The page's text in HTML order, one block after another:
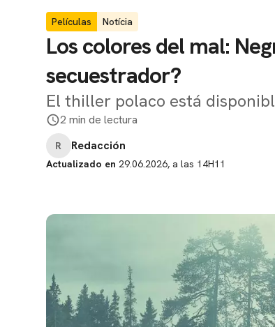
Películas Notícia
Los colores del mal:
secuestrador?
El thiller polaco está
2 min de lectura
R Redacción
Actualizado en 29.06.2026, a las 14H11